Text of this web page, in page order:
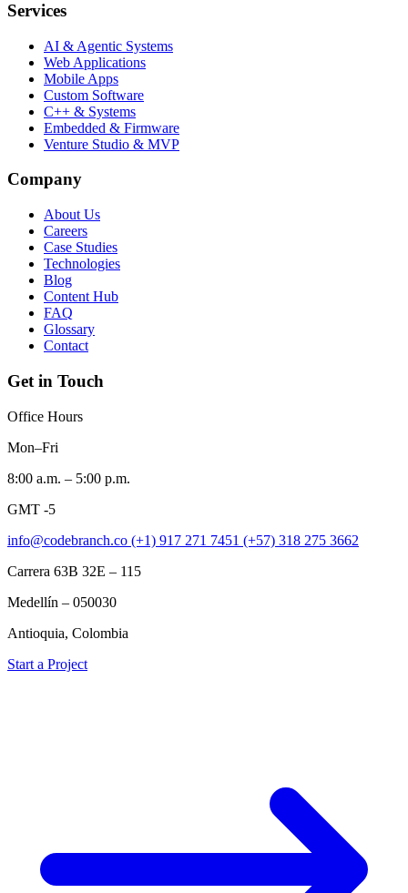
Services
AI & Agentic Systems
Web Applications
Mobile Apps
Custom Software
C++ & Systems
Embedded & Firmware
Venture Studio & MVP
Company
About Us
Careers
Case Studies
Technologies
Blog
Content Hub
FAQ
Glossary
Contact
Get in Touch
Office Hours
Mon–Fri
8:00 a.m. – 5:00 p.m.
GMT -5
info@codebranch.co (+1) 917 271 7451 (+57) 318 275 3662
Carrera 63B 32E – 115
Medellín – 050030
Antioquia, Colombia
Start a Project